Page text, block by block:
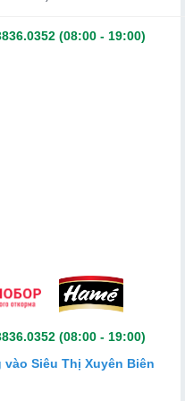
(08:00 - 19:00)
(08:00 - 19:00)
Siêu Thị Xuyên Biên